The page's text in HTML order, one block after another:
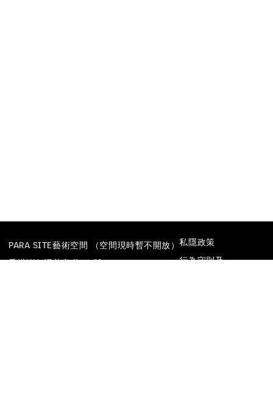
PARA SITE藝術空間 （空間現時暫不開放）
香港鰂魚涌英皇道677號
私隱政策
行為守則及